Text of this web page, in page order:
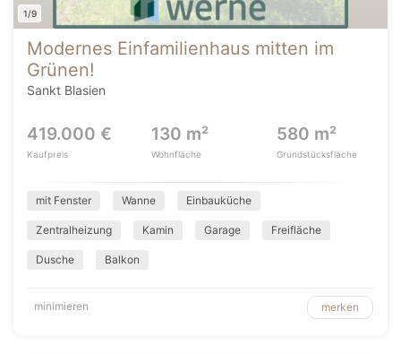
1/9
Modernes Einfamilienhaus mitten im
Grünen!
Sankt Blasien
419.000 €
Kaufpreis
130 m²
Wohnfläche
580 m²
Grundstücksfläche
mit Fenster Wanne Einbauküche
Zentralheizung Kamin Garage Freifläche
Dusche Balkon
minimieren merken